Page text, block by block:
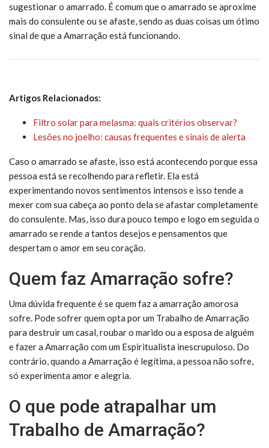
sugestionar o amarrado. É comum que o amarrado se aproxime
mais do consulente ou se afaste, sendo as duas coisas um ótimo
sinal de que a Amarração está funcionando.
Artigos Relacionados:
Filtro solar para melasma: quais critérios observar?
Lesões no joelho: causas frequentes e sinais de alerta
Caso o amarrado se afaste, isso está acontecendo porque essa
pessoa está se recolhendo para refletir. Ela está
experimentando novos sentimentos intensos e isso tende a
mexer com sua cabeça ao ponto dela se afastar completamente
do consulente. Mas, isso dura pouco tempo e logo em seguida o
amarrado se rende a tantos desejos e pensamentos que
despertam o amor em seu coração.
Quem faz Amarração sofre?
Uma dúvida frequente é se quem faz a amarração amorosa
sofre. Pode sofrer quem opta por um Trabalho de Amarração
para destruir um casal, roubar o marido ou a esposa de alguém
e fazer a Amarração com um Espiritualista inescrupuloso. Do
contrário, quando a Amarração é legítima, a pessoa não sofre,
só experimenta amor e alegria.
O que pode atrapalhar um
Trabalho de Amarração?